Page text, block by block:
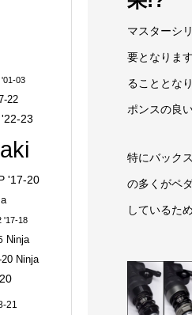
マスターシ
要となりま
ることとな
ポンスの良
特にバック
の多くがペ
しているた
03
22
23
'17-20
'17-18
Ninja
Ninja
21